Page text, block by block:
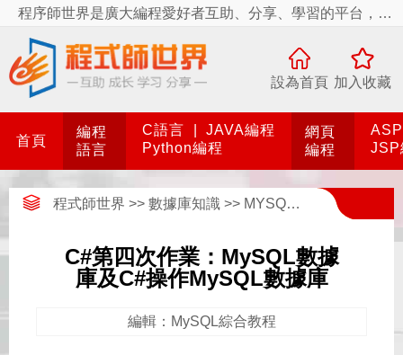
程序師世界是廣大編程愛好者互助、分享、學習的平台，程序師世界有你更精彩！
設為首頁 加入收藏
首頁
編程
語言
C語言
JAVA編程
Python編程
網頁
編程
JSP
程式師世界 >> 數據庫知識 >> MYSQL數據庫 >>
C#第四次作業：MySQL數據
庫及C#操作MySQL數據庫
編輯：MySQL綜合教程